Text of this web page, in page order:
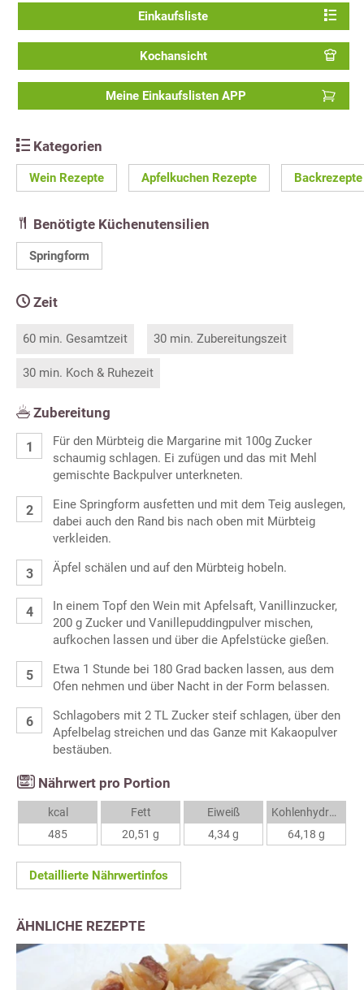
Einkaufsliste
Kochansicht
Meine Einkaufslisten APP
Kategorien
Wein Rezepte Apfelkuchen Rezepte Backrezepte
Benötigte Küchenutensilien
Springform
Zeit
60 min. Gesamtzeit 30 min. Zubereitungszeit
30 min. Koch & Ruhezeit
Zubereitung
Für den Mürbteig die Margarine mit 100g Zucker
schaumig schlagen. Ei zufügen und das mit Mehl
gemischte Backpulver unterkneten.
Eine Springform ausfetten und mit dem Teig auslegen,
dabei auch den Rand bis nach oben mit Mürbteig
verkleiden.
Äpfel schälen und auf den Mürbteig hobeln.
In einem Topf den Wein mit Apfelsaft, Vanillinzucker,
200 g Zucker und Vanillepuddingpulver mischen,
aufkochen lassen und über die Apfelstücke gießen.
Etwa 1 Stunde bei 180 Grad backen lassen, aus dem
Ofen nehmen und über Nacht in der Form belassen.
Schlagobers mit 2 TL Zucker steif schlagen, über den
Apfelbelag streichen und das Ganze mit Kakaopulver
bestäuben.
Nährwert pro Portion
kcal
485
Fett
20,51 g
Eiweiß
4,34 g
Kohlenhydrate
64,18 g
Detaillierte Nährwertinfos
ÄHNLICHE REZEPTE